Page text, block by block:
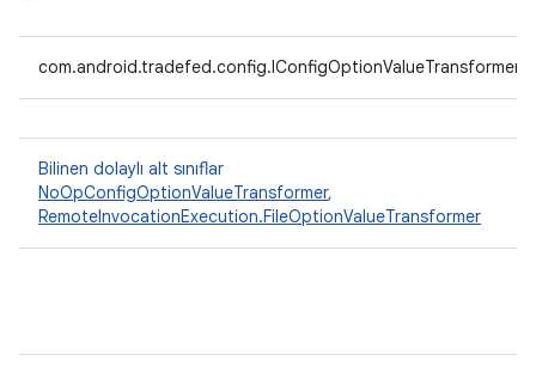
com.android.tradefed.config.IConfigOptionValueTransformer
Bilinen dolaylı alt sınıflar
NoOpConfigOptionValueTransformer,
RemoteInvocationExecution.FileOptionValueTransformer